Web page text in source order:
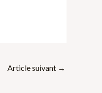
Article suivant →